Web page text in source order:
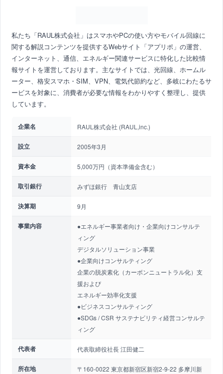
私たち「RAUL株式会社」はスマホやPCの使い方やモバイル回線に
関する解説コンテンツを提供するWebサイト「アプリポ」の運営、
インターネット、通信、エネルギー関連サービスに特化した比較情
報サイトを運営しております。主なサイトでは、光回線、ホームル
ーター、格安スマホ・SIM、VPN、電気代節約など、多岐にわたるサ
ービスを対象に、消費者が必要な情報をわかりやすく整理し、提供
しています。
企業名 RAUL株式会社 (RAUL,inc.)
設立 2005年3月
資本金 5,000万円（資本準備金含む）
取引銀行 みずほ銀行 青山支店
決算期 9月
事業内容
●エネルギー事業者向け・企業向けコンサルテ
ィング
デジタルソリューション事業
●企業向けコンサルティング
企業の脱炭素化（カーボンニュートラル化）支
援および
エネルギー効率化支援
●ビジネスコンサルティング
●SDGs / CSR サステナビリティ経営コンサルテ
ィング
代表者 代表取締役社長 江田健二
所在地
〒160-0022 東京都新宿区新宿2-9-22 多摩川新